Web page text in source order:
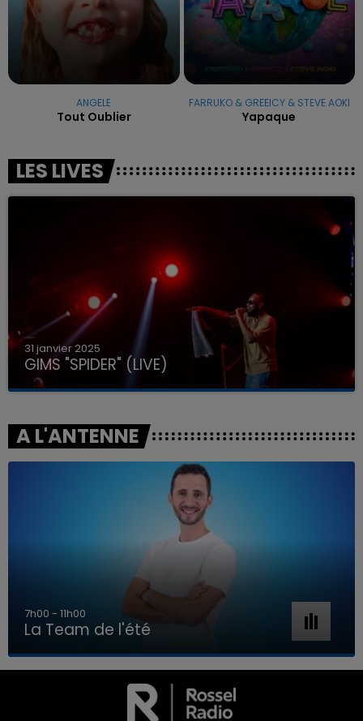
LA TEAM DE L'ÉTÉ
ANGELE
Tout Oublier
FARRUKO & GREEICY & STEVE AOKI
Yapaque
LES LIVES
31 janvier 2025
GIMS "SPIDER" (LIVE)
A L'ANTENNE
7h00 - 11h00
La Team de l'été